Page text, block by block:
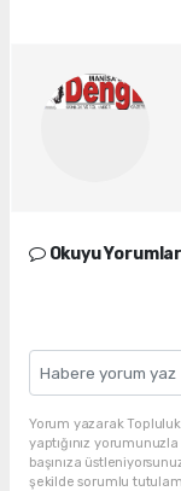
Okuyu
Yorum yazarak
yaptığınız
başınıza
şekilde sorumlu